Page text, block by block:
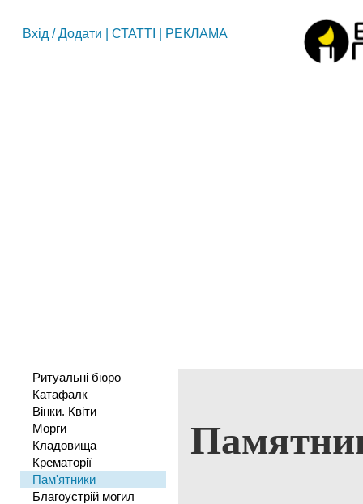
Вхід /Додати СТАТТІ РЕКЛАМА
Ритуальні бюро
Катафалк
Вінки. Квіти
Морги
Кладовища
Крематорії
Пам'ятники
Благоустрій могил